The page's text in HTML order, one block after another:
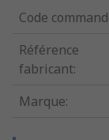
Code
Référence
fabricant:
Marque: